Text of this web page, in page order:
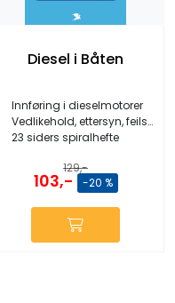
Diesel i Båten
Innføring i dieselmotorer
Vedlikehold, ettersyn, feilsøking
23 siders spiralhefte
129,-
103,- -20 %